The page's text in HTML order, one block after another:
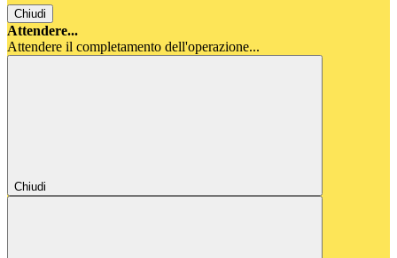
Chiudi
Attendere...
Attendere il completamento dell'operazione...
Chiudi